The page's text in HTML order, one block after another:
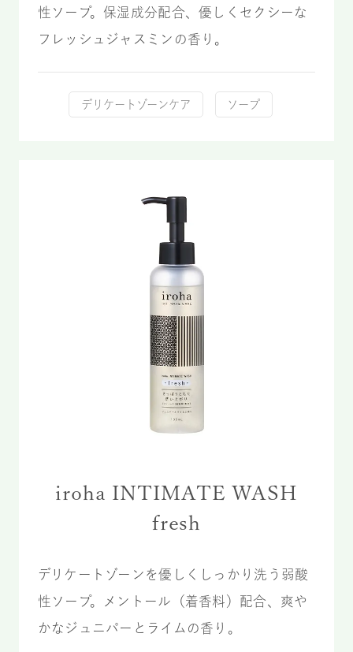
性ソープ。保湿成分配合、優しくセクシーな
フレッシュジャスミンの香り。
デリケートゾーンケア ソープ
iroha INTIMATE WASH
fresh
デリケートゾーンを優しくしっかり洗う弱酸
性ソープ。メントール（着香料）配合、爽や
かなジュニパーとライムの香り。